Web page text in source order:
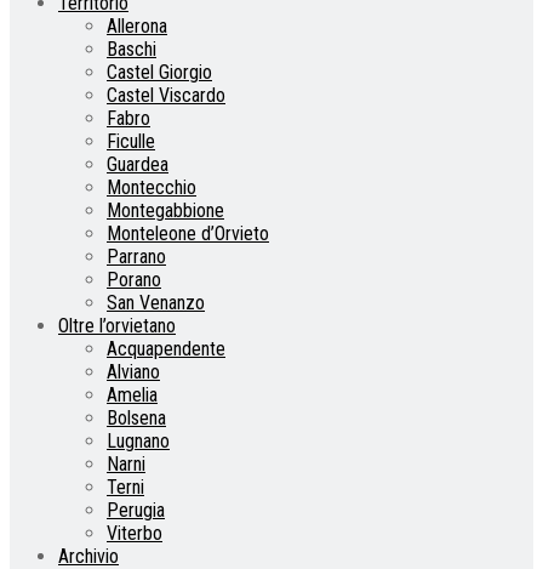
Allerona
Baschi
Castel Giorgio
Castel Viscardo
Fabro
Ficulle
Guardea
Montecchio
Montegabbione
Monteleone d’Orvieto
Parrano
Porano
San Venanzo
Oltre l’orvietano
Acquapendente
Alviano
Amelia
Bolsena
Lugnano
Narni
Terni
Perugia
Viterbo
Archivio